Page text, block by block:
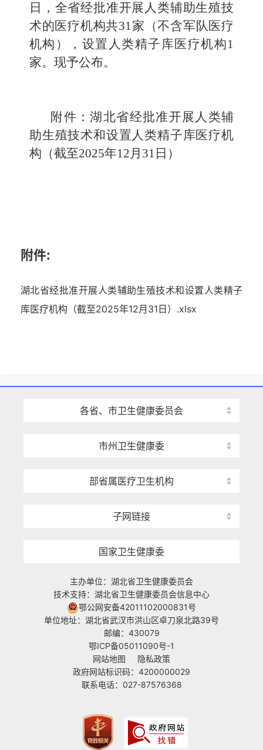
日，全省经批准开展人类辅助生殖技
术的医疗机构共31家（不含军队医疗
机构），设置人类精子库医疗机构1
家。现予公布。
附件：湖北省经批准开展人类辅
助生殖技术和设置人类精子库医疗机
构（截至2025年12月31日）
附件:
湖北省经批准开展人类辅助生殖技术和设置人类精子
库医疗机构（截至2025年12月31日）.xlsx
各省、市卫生健康委员会
市州卫生健康委
部省属医疗卫生机构
子网链接
国家卫生健康委
主办单位：湖北省卫生健康委员会
技术支持：湖北省卫生健康委员会信息中心
鄂公网安备42011102000831号
单位地址：湖北省武汉市洪山区卓刀泉北路39号
邮编：430079
鄂ICP备05011090号-1
网站地图
隐私政策
政府网站标识码：4200000029
联系电话：027-87576368